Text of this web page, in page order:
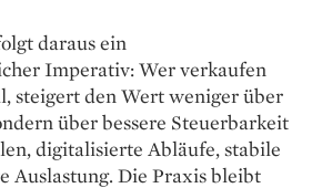
daraus ein
Imperativ: Wer verkaufen
steigert den Wert weniger über
über bessere Steuerbarkeit
digitalisierte Abläufe, stabile
Auslastung. Die Praxis bleibt